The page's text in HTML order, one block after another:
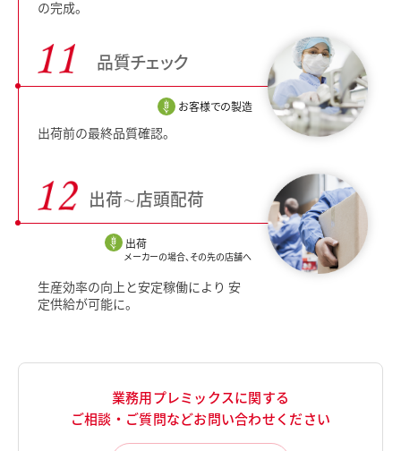
の完成。
品質チェック
お客様での製造
出荷前の最終品質確認。
出荷∼店頭配荷
出荷
メーカーの場合、 その先の店舗へ
生産効率の向上と安定稼働により 安
定供給が可能に。
業務用プレミックスに関する
ご相談・ご質問などお問い合わせください